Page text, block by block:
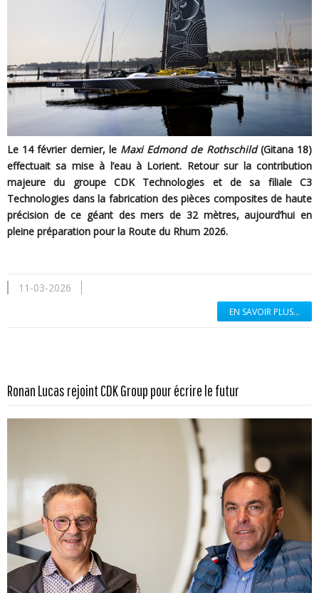
Le 14 février dernier, le Maxi Edmond de Rothschild(Gitana 18)
effectuait sa mise à l’eau à Lorient. Retour sur la contribution
majeure du groupe CDK Technologies et de sa filiale C3
Technologies dans la fabrication des pièces composites de haute
précision de ce géant des mers de 32 mètres, aujourd’hui en
pleine préparation pour la Route du Rhum 2026.
11-03-2026
EN SAVOIR PLUS...
Ronan Lucas rejoint CDK Group pour écrire le futur